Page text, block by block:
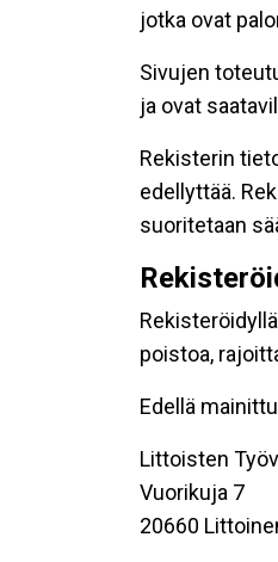
jotka ovat
Sivujen
ja ovat
Rekisterin
edellyttää.
suoritetaan
poistoa,
Edellä
Littoisten
Vuorikuja 7
20660